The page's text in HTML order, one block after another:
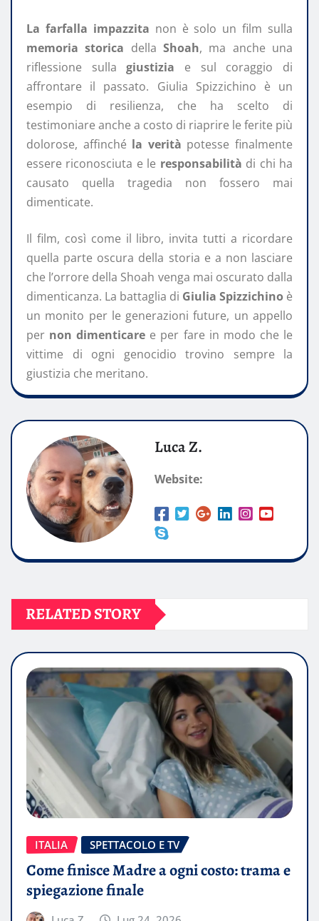
La farfalla impazzita non è solo un film sulla
memoria storica dellaShoah, ma anche una
riflessione sullagiustizia e sul coraggio di
affrontare il passato. Giulia Spizzichino è un
esempio di resilienza, che ha scelto di
testimoniare anche a costo di riaprire le ferite più
dolorose, affinché la verità potesse finalmente
essere riconosciuta e le responsabilità di chi ha
causato quella tragedia non fossero mai
dimenticate.
Il film, così come il libro, invita tutti a ricordare
quella parte oscura della storia e a non lasciare
che l’orrore della Shoah venga mai oscurato dalla
dimenticanza. La battaglia di Giulia Spizzichino è
un monito per le generazioni future, un appello
per non dimenticare e per fare in modo che le
vittime di ogni genocidio trovino sempre la
giustizia che meritano.
Luca Z.
Website:
RELATED STORY
ITALIA SPETTACOLO E TV
Come finisce Madre a ogni costo: trama e
spiegazione finale